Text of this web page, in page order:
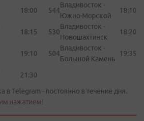
18:00 544
Владивосток -
Южно-Морской
18:10
18:15 530
Владивосток -
Новошахтинск
18:20
19:10 504
Владивосток -
Большой Камень
19:35
21:30
в Telegram - постоянно в течение дня.
нажатием!